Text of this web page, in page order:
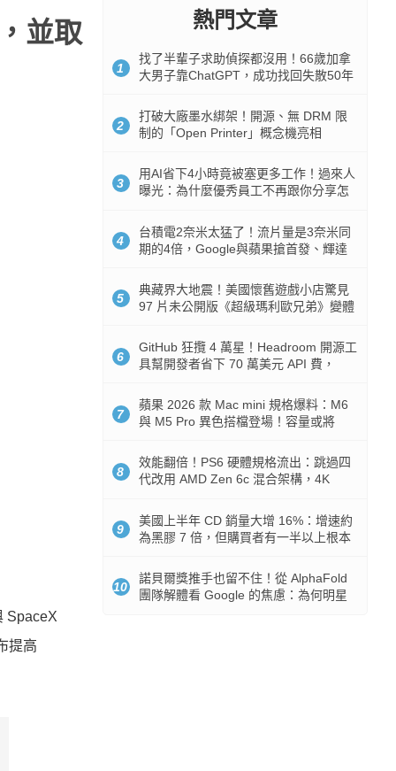
並取
SpaceX
提高
熱門文章
1
找了半輩子求助偵探都沒用！66歲加拿
大男子靠ChatGPT，成功找回失散50年
2
打破大廠墨水綁架！開源、無 DRM 限
制的「Open Printer」概念機亮相
3
用AI省下4小時竟被塞更多工作！過來人
曝光：為什麼優秀員工不再跟你分享怎
4
台積電2奈米太猛了！流片量是3奈米同
期的4倍，Google與蘋果搶首發、輝達
5
典藏界大地震！美國懷舊遊戲小店驚見
97 片未公開版《超級瑪利歐兄弟》變體
6
GitHub 狂攬 4 萬星！Headroom 開源工
具幫開發者省下 70 萬美元 API 費，
7
蘋果 2026 款 Mac mini 規格爆料：M6
與 M5 Pro 異色搭檔登場！容量或將
8
效能翻倍！PS6 硬體規格流出：跳過四
代改用 AMD Zen 6c 混合架構，4K
9
美國上半年 CD 銷量大增 16%：增速約
為黑膠 7 倍，但購買者有一半以上根本
10
諾貝爾獎推手也留不住！從 AlphaFold
團隊解體看 Google 的焦慮：為何明星